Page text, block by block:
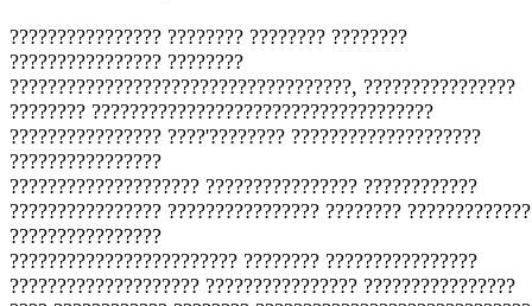
???????????????? ???????? ???????? ????????
???????????????? ????????
????????????????????????????????????, ????????????????
???????? ????????????????????????????????????
???????????????? ????'???????? ????????????????????
????????????????
???????????????????? ???????????????? ????????????
???????????????? ???????????????? ????????
????????????????
???????????????????????? ???????? ????????????????
???????????????????? ???????????????? ????????????????